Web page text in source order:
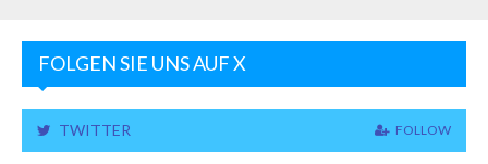
FOLGEN SIE UNS AUF X
TWITTER FOLLOW